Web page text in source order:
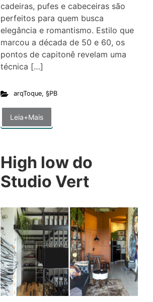
cadeiras, pufes e cabeceiras são
perfeitos para quem busca
elegância e romantismo. Estilo que
marcou a década de 50 e 60, os
pontos de capitonê revelam uma
técnica […]
arqToque, §PB
Leia+Mais
High low do
Studio Vert